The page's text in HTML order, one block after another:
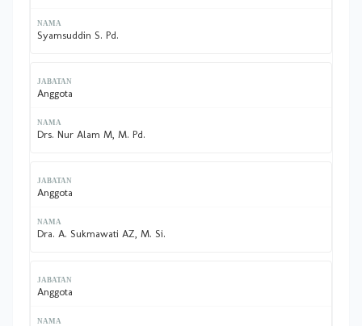
Syamsuddin S. Pd.
Anggota
Drs. Nur Alam M, M. Pd.
Anggota
Dra. A. Sukmawati AZ, M. Si.
Anggota